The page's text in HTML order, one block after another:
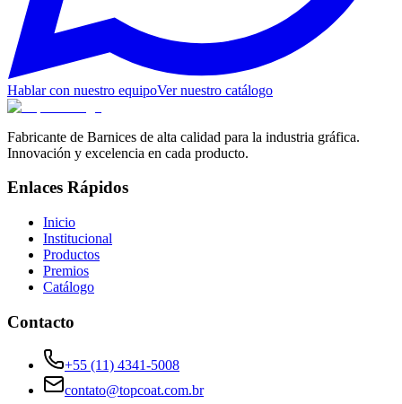
Hablar con nuestro equipoVer nuestro catálogo
Fabricante de Barnices de alta calidad para la industria gráfica.
Innovación y excelencia en cada producto.
Enlaces Rápidos
Inicio
Institucional
Productos
Premios
Catálogo
Contacto
+55 (11) 4341-5008
contato@topcoat.com.br